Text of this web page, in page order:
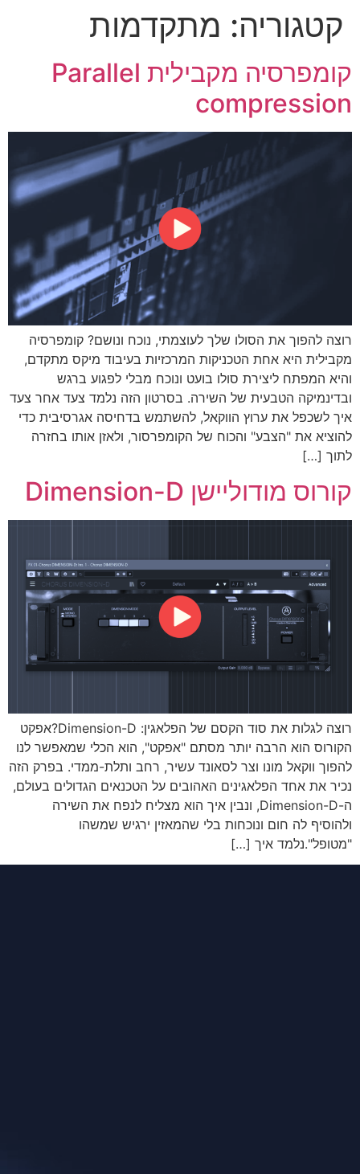
קטגוריה: מתקדמות
קומפרסיה מקבילית Parallel
compression
רוצה להפוך את הסולו שלך לעוצמתי, נוכח ונושם? קומפרסיה
מקבילית היא אחת הטכניקות המרכזיות בעיבוד מיקס מתקדם,
והיא המפתח ליצירת סולו בועט ונוכח מבלי לפגוע ברגש
ובדינמיקה הטבעית של השירה. בסרטון הזה נלמד צעד אחר צעד
איך לשכפל את ערוץ הווקאל, להשתמש בדחיסה אגרסיבית כדי
להוציא את "הצבע" והכוח של הקומפרסור, ולאזן אותו בחזרה
לתוך […]
קורוס מודוליישן Dimension-D
רוצה לגלות את סוד הקסם של הפלאגין: Dimension-D?אפקט
הקורוס הוא הרבה יותר מסתם "אפקט", הוא הכלי שמאפשר לנו
להפוך ווקאל מונו וצר לסאונד עשיר, רחב ותלת-ממדי. בפרק הזה
נכיר את אחד הפלאגינים האהובים על הטכנאים הגדולים בעולם,
ה-Dimension-D, ונבין איך הוא מצליח לנפח את השירה
ולהוסיף לה חום ונוכחות בלי שהמאזין ירגיש שמשהו
"מטופל".נלמד איך […]